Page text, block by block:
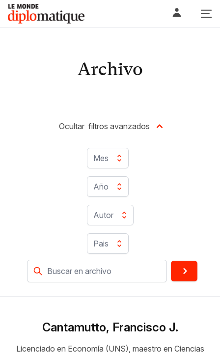
Skip
content
Le monde diplomatique
Archivo
Mes
Año
Autor
Pais
Ocultar filtros avanzados
Cantamutto, Francisco J.
Licenciado en Economía (UNS), maestro en Ciencias